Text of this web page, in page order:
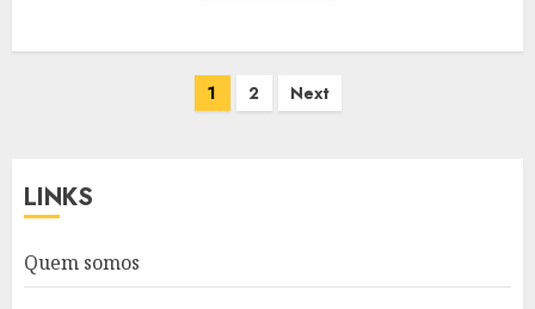
1 2 Next
LINKS
Quem somos